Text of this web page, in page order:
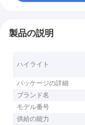
製品の説明
ハイライト
パッケージの詳細
ブランド名
モデル番号
供給の能力